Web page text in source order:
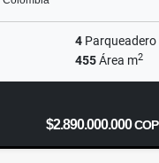
4 Parqueadero
455Área m2
$2.890.000.000COP